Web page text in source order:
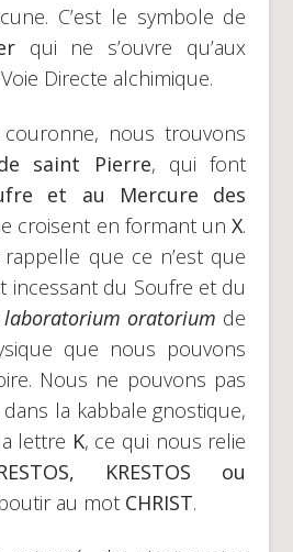
C’est le symbole de
qui ne s’ouvre qu’aux
Directe alchimique.
nous trouvons
saint Pierre, qui font
et au Mercure des
croisent en formant unX.
que ce n’est que
incessant du Soufre et du
laboratorium oratorium de
que nous pouvons
Nous ne pouvons pas
la kabbale gnostique,
lettre K, ce qui nous relie
KRESTOS ou
au mot CHRIST.